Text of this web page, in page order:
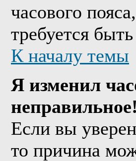
часового
требуется
К началу темы
Я изменил
неправильное!
Если вы
то причина